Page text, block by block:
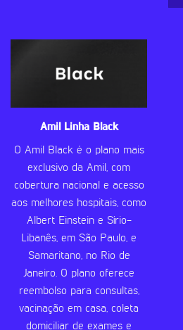
Amil Linha Black
O Amil Black é o plano mais
exclusivo da Amil, com
cobertura nacional e acesso
aos melhores hospitais, como
Albert Einstein e Sírio-
Libanês, em São Paulo, e
Samaritano, no Rio de
Janeiro. O plano oferece
reembolso para consultas,
vacinação em casa, coleta
domiciliar de exames e